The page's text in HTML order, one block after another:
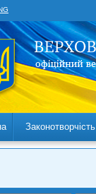
Законотворчість